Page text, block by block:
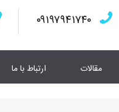
۰۹۱۹۷۹۴۱۷۴۰
مقالات ارتباط با ما